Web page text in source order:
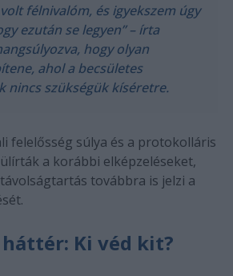
félnivalóm, és igyekszem úgy
ezután se legyen” – írta
hogy olyan
ahol a becsületes
nincs szükségük kíséretre.
felelősség súlya és a protokolláris
a korábbi elképzeléseket,
továbbra is jelzi a
háttér: Ki véd kit?